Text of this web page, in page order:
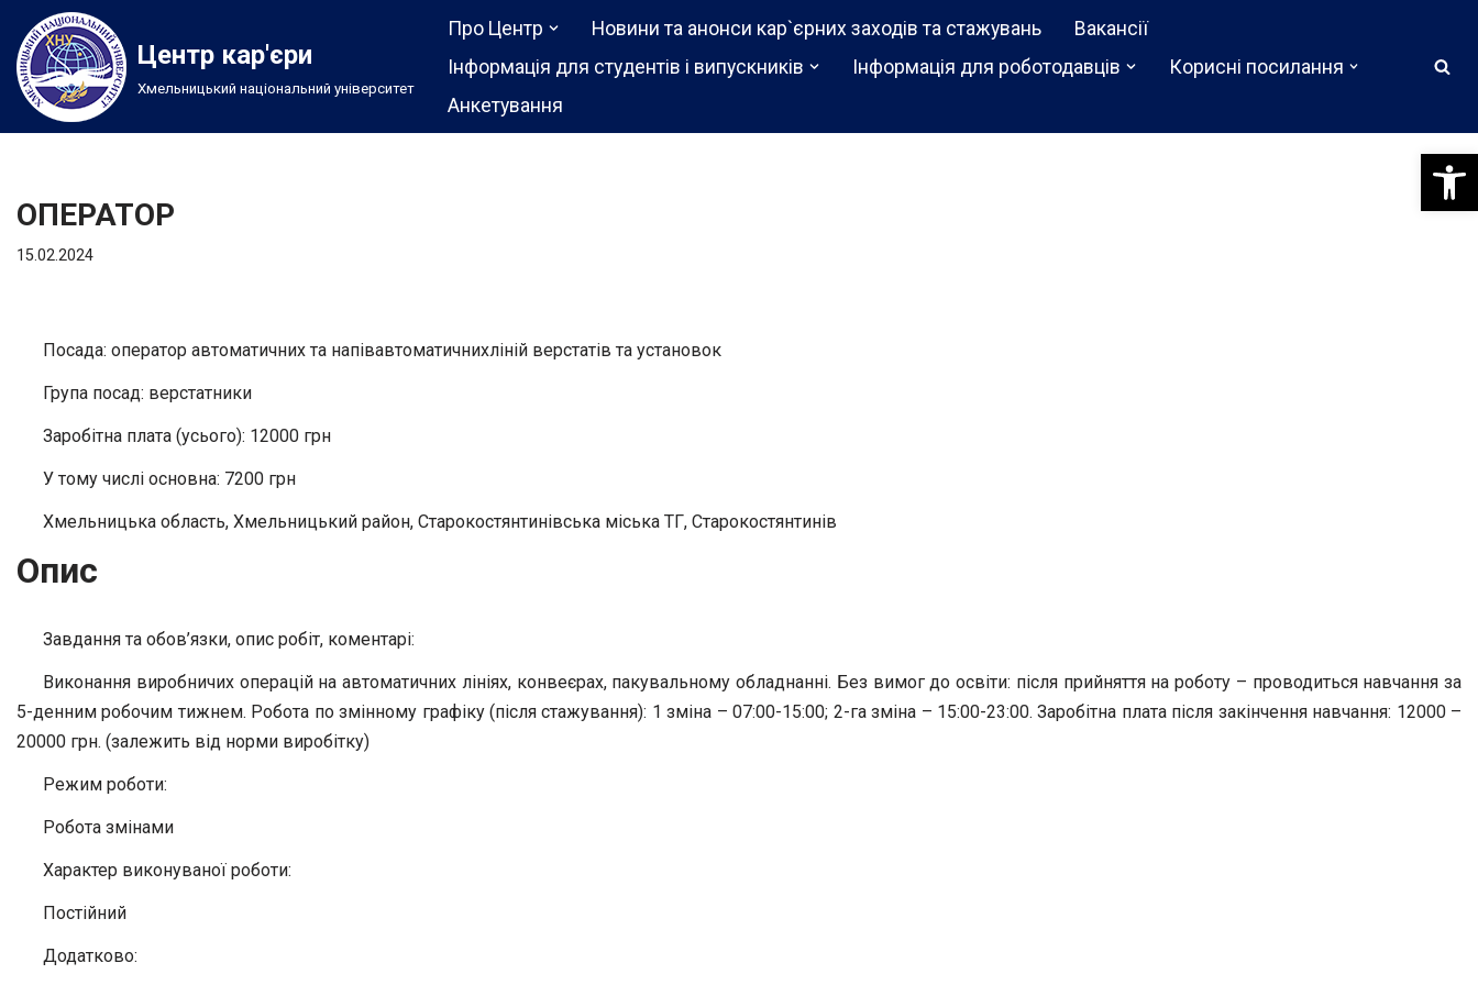
Перейти
до
вмісту
Центр кар'єри
Хмельницький національний університет
Про Центр Новини та анонси кар`єрних заходів та стажувань
Вакансії
Інформація для студентів і випускників
Інформація для роботодавців
Корисні посилання
Анкетування
ОПЕРАТОР
15.02.2024
Посада: оператор автоматичних та напівавтоматичнихліній верстатів та установок
Група посад: верстатники
Заробітна плата (усього): 12000 грн
У тому числі основна: 7200 грн
Хмельницька область, Хмельницький район, Старокостянтинівська міська ТГ, Старокостянтинів
Опис
Завдання та обов’язки, опис робіт, коментарі:
Виконання виробничих операцій на автоматичних лініях, конвеєрах, пакувальному обладнанні. Без вимог до освіти: після прийняття на роботу – проводиться навчання за
5-денним робочим тижнем. Робота по змінному графіку (після стажування): 1 зміна – 07:00-15:00; 2-га зміна – 15:00-23:00. Заробітна плата після закінчення навчання: 12000 –
20000 грн. (залежить від норми виробітку)
Режим роботи:
Робота змінами
Характер виконуваної роботи:
Постійний
Додатково: